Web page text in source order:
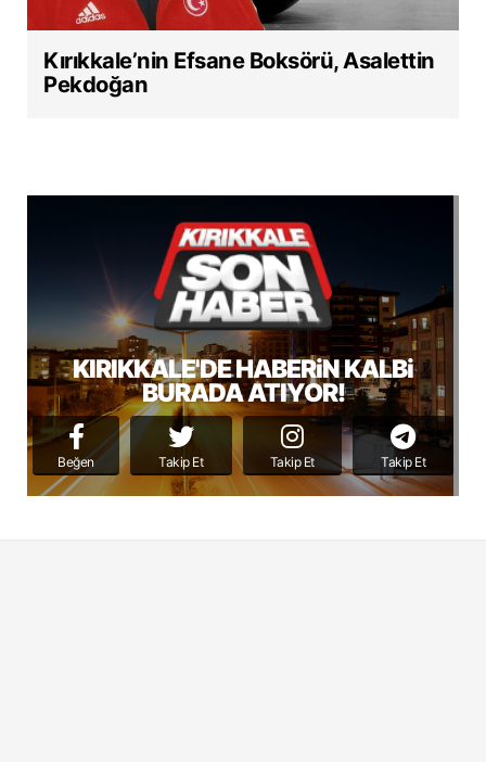
Kırıkkale’nin Efsane Boksörü, Asalettin
Pekdoğan
KIRIKKALE'DE HABERiN KALBi
BURADA ATIYOR!
Beğen Takip Et Takip Et Takip Et